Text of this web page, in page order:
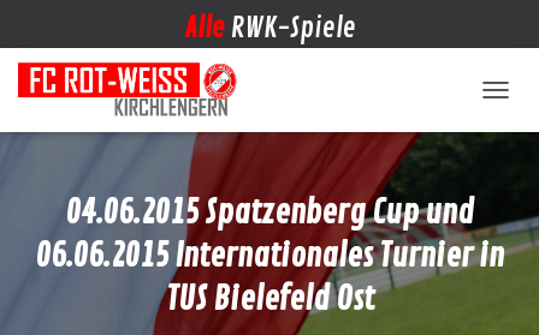
Alle RWK-Spiele
04.06.2015 Spatzenberg Cup und
06.06.2015 Internationales Turnier in
TUS Bielefeld Ost